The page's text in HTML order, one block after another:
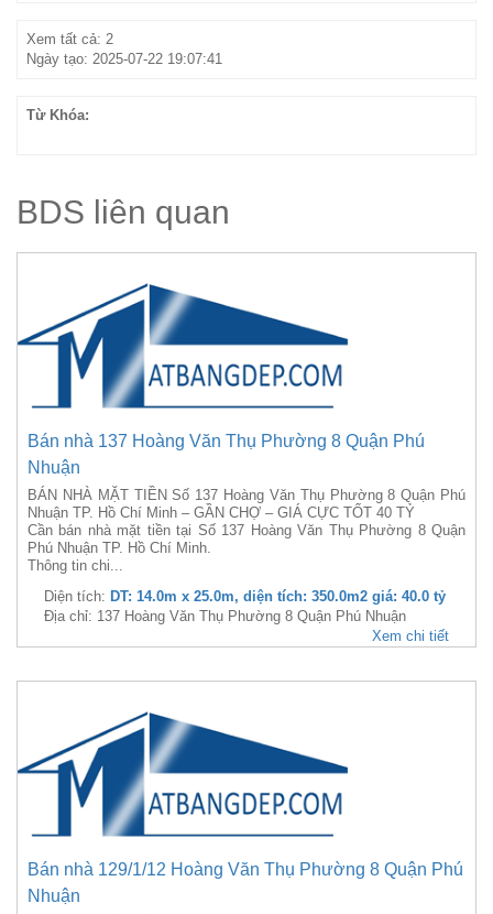
Xem tất cả: 2
Ngày tạo: 2025-07-22 19:07:41
Từ Khóa:
BDS liên quan
Bán nhà 137 Hoàng Văn Thụ Phường 8 Quận Phú
Nhuận
BÁN NHÀ MẶT TIỀN Số 137 Hoàng Văn Thụ Phường 8 Quận Phú
Nhuận TP. Hồ Chí Minh – GẦN CHỢ – GIÁ CỰC TỐT 40 TỶ
Cần bán nhà mặt tiền tại Số 137 Hoàng Văn Thụ Phường 8 Quận
Phú Nhuận TP. Hồ Chí Minh.
Thông tin chi...
Diện tích: DT: 14.0m x 25.0m, diện tích: 350.0m2 giá: 40.0 tỷ
Địa chỉ: 137 Hoàng Văn Thụ Phường 8 Quận Phú Nhuận
Xem chi tiết
Bán nhà 129/1/12 Hoàng Văn Thụ Phường 8 Quận Phú
Nhuận